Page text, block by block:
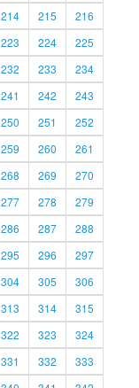
214 215
216
223 224
225
232 233
234
241 242
243
250 251
252
259 260
261
268 269
270
277 278
279
286 287
288
295 296
297
304 305
306
313 314
315
322 323
324
331 332
333